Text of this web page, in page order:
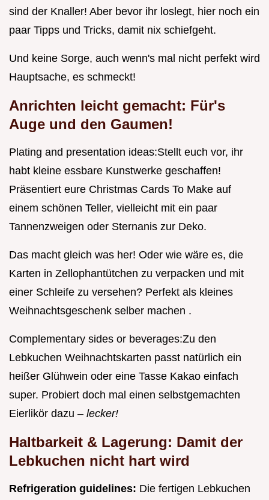
sind der Knaller! Aber bevor ihr loslegt, hier noch ein
paar Tipps und Tricks, damit nix schiefgeht.
Und keine Sorge, auch wenn's mal nicht perfekt wird
Hauptsache, es schmeckt!
Anrichten leicht gemacht: Für's
Auge und den Gaumen!
Plating and presentation ideas:Stellt euch vor, ihr
habt kleine essbare Kunstwerke geschaffen!
Präsentiert eure Christmas Cards To Make auf
einem schönen Teller, vielleicht mit ein paar
Tannenzweigen oder Sternanis zur Deko.
Das macht gleich was her! Oder wie wäre es, die
Karten in Zellophantütchen zu verpacken und mit
einer Schleife zu versehen? Perfekt als kleines
Weihnachtsgeschenk selber machen .
Complementary sides or beverages:Zu den
Lebkuchen Weihnachtskarten passt natürlich ein
heißer Glühwein oder eine Tasse Kakao einfach
super. Probiert doch mal einen selbstgemachten
Eierlikör dazu – lecker!
Haltbarkeit & Lagerung: Damit der
Lebkuchen nicht hart wird
Refrigeration guidelines: Die fertigen Lebkuchen